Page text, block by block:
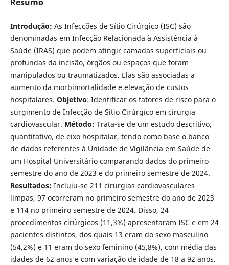
Introdução: As Infecções de Sítio Cirúrgico (ISC) são
denominadas em Infecção Relacionada à Assistência à
Saúde (IRAS) que podem atingir camadas superficiais ou
profundas da incisão, órgãos ou espaços que foram
manipulados ou traumatizados. Elas são associadas a
aumento da morbimortalidade e elevação de custos
hospitalares. Objetivo: Identificar os fatores de risco para o
surgimento de Infecção de Sítio Cirúrgico em cirurgia
cardiovascular. Método: Trata-se de um estudo descritivo,
quantitativo, de eixo hospitalar, tendo como base o banco
de dados referentes à Unidade de Vigilância em Saúde de
um Hospital Universitário comparando dados do primeiro
semestre do ano de 2023 e do primeiro semestre de 2024.
Resultados: Incluiu-se 211 cirurgias cardiovasculares
limpas, 97 ocorreram no primeiro semestre do ano de 2023
e 114 no primeiro semestre de 2024. Disso, 24
procedimentos cirúrgicos (11,3%) apresentaram ISC e em 24
pacientes distintos, dos quais 13 eram do sexo masculino
(54,2%) e 11 eram do sexo feminino (45,8%), com média das
idades de 62 anos e com variação de idade de 18 a 92 anos.